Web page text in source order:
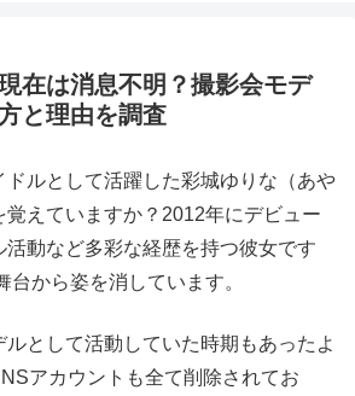
在は消息不明？撮影会モデ
と理由を調査
ドルとして活躍した彩城ゆりな（あや
覚えていますか？2012年にデビュー
活動など多彩な経歴を持つ彼女です
台から姿を消しています。
として活動していた時期もあったよ
アカウントも全て削除されてお